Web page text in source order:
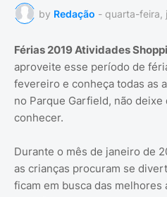
by Redação - quarta-feira,
Férias 2019 Atividades
aproveite esse período de
fevereiro e conheça todas as
no Parque Garfield, não
conhecer.
Durante o mês de janeiro de
as crianças procuram se
ficam em busca das